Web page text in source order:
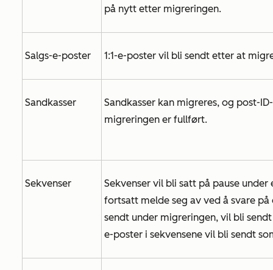
på nytt etter migreringen.
Salgs-e-poster 1:1-e-poster vil bli sendt etter at
Sandkasser
Sandkasser kan migreres, og post-
migreringen er fullført.
Sekvenser
Sekvenser vil bli satt på pause
fortsatt melde seg av ved å svare
sendt under migreringen, vil bli
e-poster i sekvensene vil bli sendt